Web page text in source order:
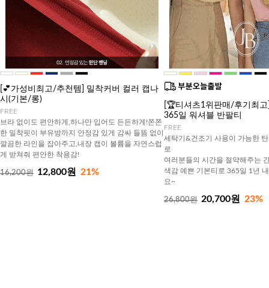
[💕가성비최고/추천템] 밀착커버 컬러 캡나
시(기본/롱)
FREE
브라 없이도 편안하게,하나만 입어도 든든하게!쫀쫀
한 밀착핏이 부유방까지 안정감 있게 감싸 들뜸 없이
깔끔한 라인을 잡아주고,내장 캡이 볼륨을 자연스럽
게 받쳐줘 편안한 착용감!
16,200원 12,800원 21%
[🏆티셔츠1위판매/후기최고
365일 워셔블 반팔티
FREE
세탁기&건조기 사용이 가능한
로
여러분들의 시간을 절약해주는
색감 예쁜 기본티로 365일 1년
요~
26,800원 20,700원 23%